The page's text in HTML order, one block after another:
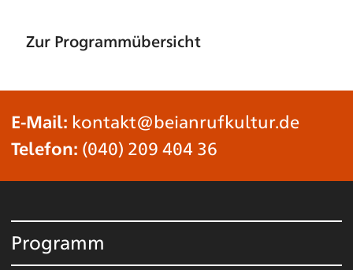
Zur Programmübersicht
E-Mail: kontakt@beianrufkultur.de
Telefon: (040) 209 404 36
Programm